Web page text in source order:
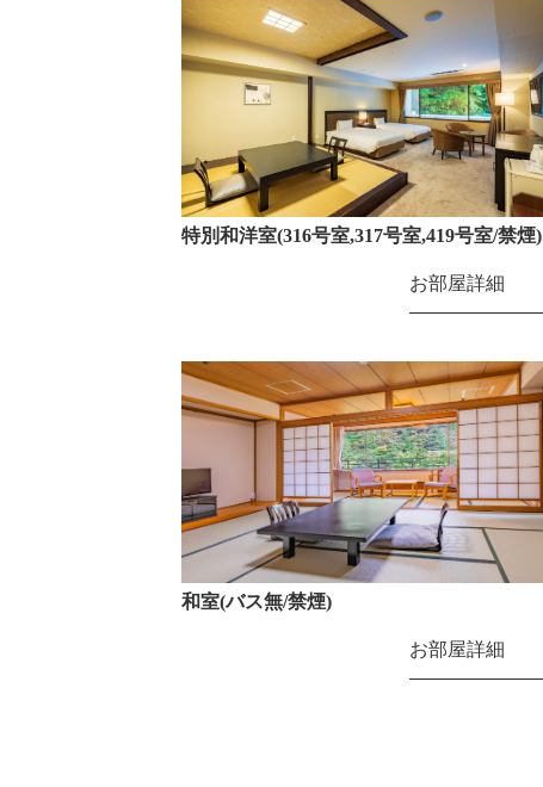
特別和洋室(316号室,317号室,419号室/禁煙)
お部屋詳細
和室(バス無/禁煙)
お部屋詳細